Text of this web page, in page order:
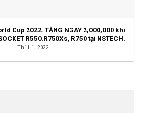
Cup 2022. TẶNG NGAY 2,000,000 khi
R550,R750Xs, R750 tại NSTECH.
Th11 1, 2022